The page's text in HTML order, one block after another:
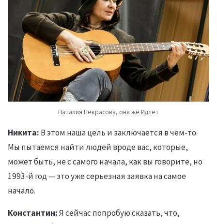
Наталия Некрасова, она же Иллет
Никита: В этом наша цель и заключается в чем-то.
Мы пытаемся найти людей вроде вас, которые,
может быть, не с самого начала, как вы говорите, но
1993-й год — это уже серьезная заявка на самое
начало.
Константин:Я сейчас попробую сказать, что,